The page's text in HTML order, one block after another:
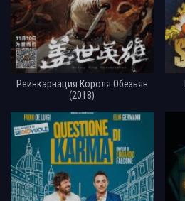
Реинкарнация Короля Обезьян
(2018)